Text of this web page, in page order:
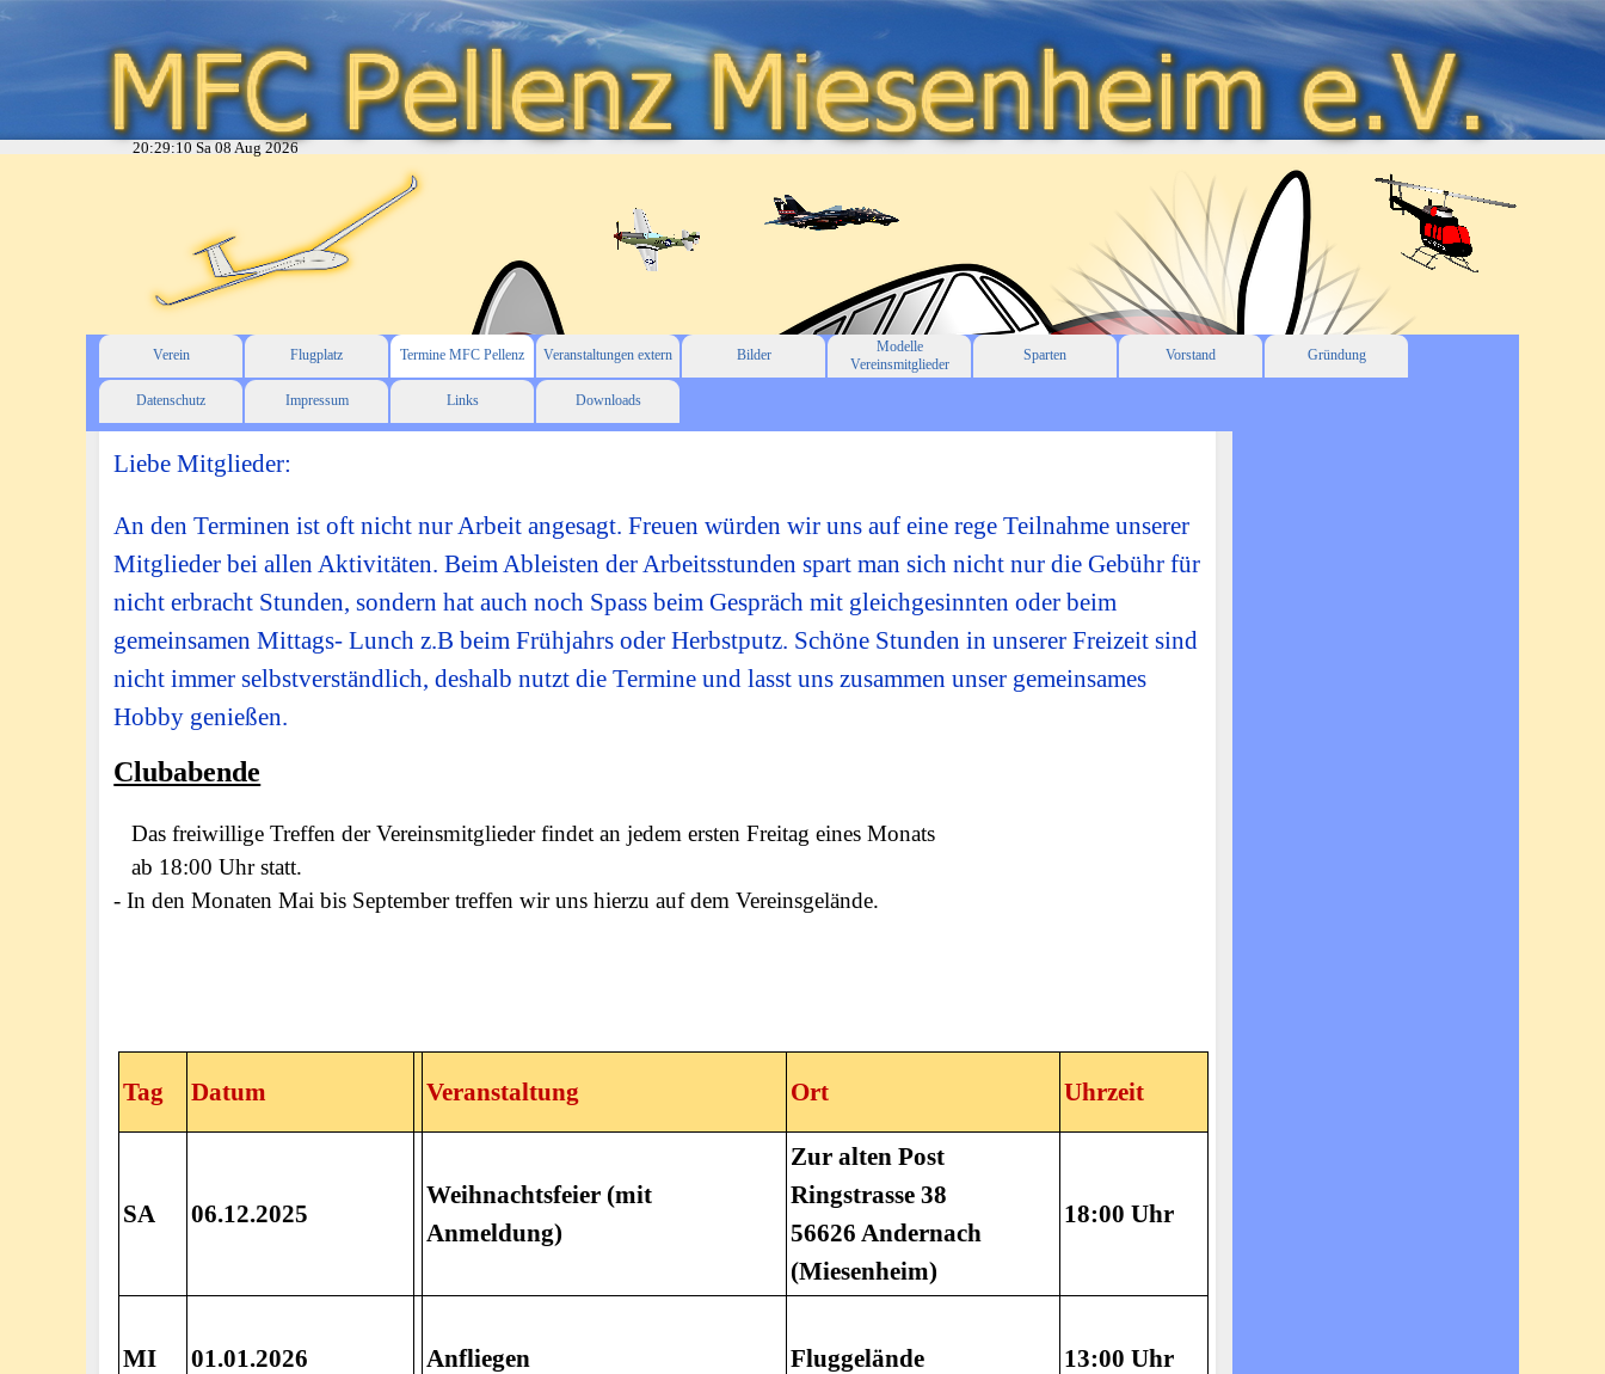
20:29:11 Sa 08 Aug 2026
Verein Flugplatz Termine MFC Pellenz Veranstaltungen extern Bilder
Modelle
Vereinsmitglieder
Sparten Vorstand Gründung
Datenschutz Impressum Links Downloads
Liebe Mitglieder:
An den Terminen ist oft nicht nur Arbeit angesagt. Freuen würden wir uns auf eine rege Teilnahme unserer
Mitglieder bei allen Aktivitäten. Beim Ableisten der Arbeitsstunden spart man sich nicht nur die Gebühr für
nicht erbracht Stunden, sondern hat auch noch Spass beim Gespräch mit gleichgesinnten oder beim
gemeinsamen Mittags- Lunch z.B beim Frühjahrs oder Herbstputz. Schöne Stunden in unserer Freizeit sind
nicht immer selbstverständlich, deshalb nutzt die Termine und lasst uns zusammen unser gemeinsames
Hobby genießen.
Clubabende
Das freiwillige Treffen der Vereinsmitglieder findet an jedem ersten Freitag eines Monats
ab 18:00 Uhr statt.
- In den Monaten Mai bis September treffen wir uns hierzu auf dem Vereinsgelände.
Tag Datum Veranstaltung Ort Uhrzeit
SA 06.12.2025
Weihnachtsfeier (mit
Anmeldung)
Zur alten Post
Ringstrasse 38
56626 Andernach
(Miesenheim)
18:00 Uhr
MI 01.01.2026 Anfliegen Fluggelände 13:00 Uhr